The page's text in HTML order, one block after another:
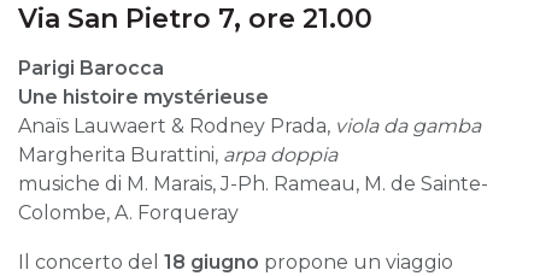
Via San Pietro 7, ore 21.00
Parigi Barocca
Une histoire mystérieuse
Anaïs Lauwaert & Rodney Prada, viola da gamba
Margherita Burattini, arpa doppia
musiche di M. Marais, J-Ph. Rameau, M. de Sainte-
Colombe, A. Forqueray
Il concerto del 18 giugno propone un viaggio